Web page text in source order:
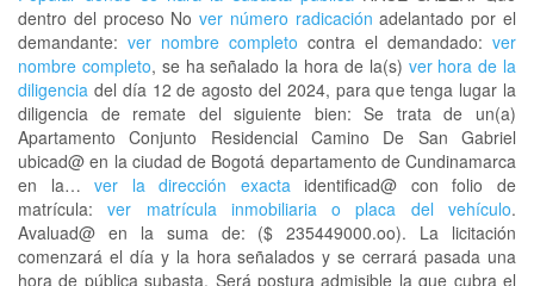
dentro del proceso Nover número radicación adelantado por el
demandante: ver nombre completo contra el demandado: ver
nombre completo, se ha señalado la hora de la(s) ver hora de la
diligencia del día 12 de agosto del 2024, para que tenga lugar la
diligencia de remate del siguiente bien: Se trata de un(a)
Apartamento Conjunto Residencial Camino De San Gabriel
ubicad@ en la ciudad de Bogotá departamento de Cundinamarca
en la…ver la dirección exactaidentificad@ con folio de
matrícula:ver matrícula inmobiliaria o placa del vehículo.
Avaluad@ en la suma de: ($ 235449000.oo). La licitación
comenzará el día y la hora señalados y se cerrará pasada una
hora de pública subasta. Será postura admisible la que cubra el